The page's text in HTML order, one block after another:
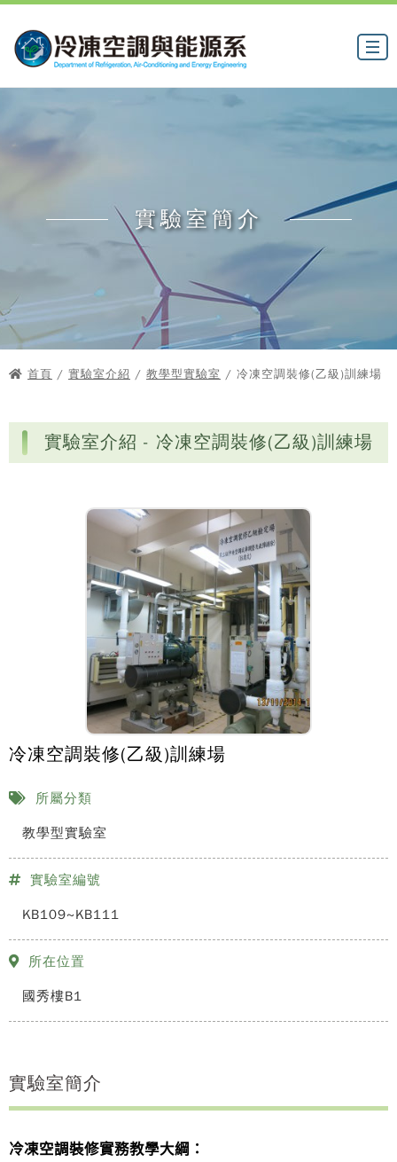
實驗室簡介
首頁 / 實驗室介紹 / 教學型實驗室 / 冷凍空調裝修(乙級)訓練場
實驗室介紹 - 冷凍空調裝修(乙級)訓練場
冷凍空調裝修(乙級)訓練場
所屬分類
教學型實驗室
實驗室編號
KB109~KB111
所在位置
國秀樓B1
實驗室簡介
冷凍空調裝修實務教學大綱：